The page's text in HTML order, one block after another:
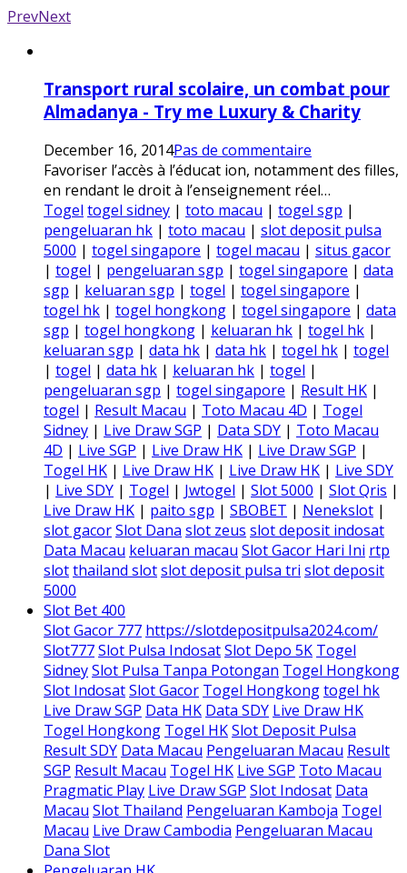
PrevNext
Transport rural scolaire, un combat pour
Almadanya - Try me Luxury & Charity
December 16, 2014Pas de commentaire
Favoriser l’accès à l’éducat ion, notamment des filles,
en rendant le droit à l’enseignement réel…
Togel togel sidney | toto macau | togel sgp |
pengeluaran hk | toto macau | slot deposit pulsa
5000 | togel singapore | togel macau | situs gacor
| togel | pengeluaran sgp | togel singapore | data
sgp | keluaran sgp | togel | togel singapore |
togel hk | togel hongkong | togel singapore | data
sgp | togel hongkong | keluaran hk | togel hk |
keluaran sgp | data hk | data hk | togel hk | togel
| togel | data hk | keluaran hk | togel |
pengeluaran sgp | togel singapore | Result HK |
togel | Result Macau | Toto Macau 4D | Togel
Sidney | Live Draw SGP | Data SDY | Toto Macau
4D | Live SGP | Live Draw HK | Live Draw SGP |
Togel HK | Live Draw HK | Live Draw HK | Live SDY
| Live SDY | Togel | Jwtogel | Slot 5000 | Slot Qris |
Live Draw HK | paito sgp | SBOBET | Nenekslot |
slot gacorSlot Dana slot zeus slot deposit indosat
Data Macau keluaran macau Slot Gacor Hari Ini rtp
slotthailand slotslot deposit pulsa tri slot deposit
5000
Slot Bet 400
Slot Gacor 777 https://slotdepositpulsa2024.com/
Slot777Slot Pulsa IndosatSlot Depo 5K Togel
SidneySlot Pulsa Tanpa Potongan Togel Hongkong
Slot IndosatSlot Gacor Togel Hongkongtogel hk
Live Draw SGP Data HK Data SDY Live Draw HK
Togel Hongkong Togel HKSlot Deposit Pulsa
Result SDY Data Macau Pengeluaran Macau Result
SGP Result Macau Togel HK Live SGP Toto Macau
Pragmatic Play Live Draw SGP Slot Indosat Data
Macau Slot Thailand Pengeluaran Kamboja Togel
Macau Live Draw Cambodia Pengeluaran Macau
Dana Slot